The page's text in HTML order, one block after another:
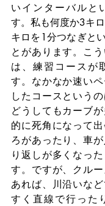
いインターバルと
す。私も何度か3キ
キロを1分つなぎと
とがあります。こ
は、練習コースが
す。なかなか速い
したコースというの
どうしてもカーブ
的に死角になって
ろがあったり、車
り返しが多くなっ
す。ですが、クル
あれば、川沿いな
すく直線で行った